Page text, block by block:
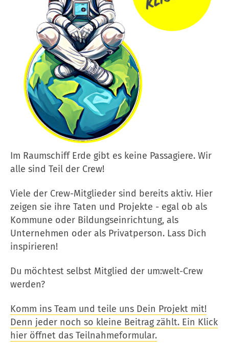
Im Raumschiff Erde gibt es keine Passagiere. Wir
alle sind Teil der Crew!
Viele der Crew-Mitglieder sind bereits aktiv. Hier
zeigen sie ihre Taten und Projekte - egal ob als
Kommune oder Bildungseinrichtung, als
Unternehmen oder als Privatperson. Lass Dich
inspirieren!
Du möchtest selbst Mitglied der um:welt-Crew
werden?
Komm ins Team und teile uns Dein Projekt mit!
Denn jeder noch so kleine Beitrag zählt. Ein Klick
hier öffnet das Teilnahmeformular.